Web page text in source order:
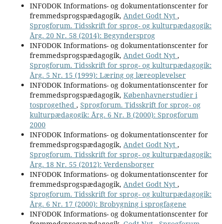
INFODOK Informations- og dokumentationscenter for
fremmedsprogspædagogik, Andet Godt Nyt ,
Sprogforum. Tidsskrift for sprog- og kulturpædagogik:
Årg. 20 Nr. 58 (2014): Begyndersprog
INFODOK Informations- og dokumentationscenter for
fremmedsprogspædagogik, Andet Godt Nyt ,
Sprogforum. Tidsskrift for sprog- og kulturpædagogik:
Årg. 5 Nr. 15 (1999): Læring og læreoplevelser
INFODOK Informations- og dokumentationscenter for
fremmedsprogspædagogik, Københavnerstudier i
tosprogethed , Sprogforum. Tidsskrift for sprog- og
kulturpædagogik: Årg. 6 Nr. B (2000): Sprogforum
2000
INFODOK Informations- og dokumentationscenter for
fremmedsprogspædagogik, Andet Godt Nyt ,
Sprogforum. Tidsskrift for sprog- og kulturpædagogik:
Årg. 18 Nr. 55 (2012): Verdensborger
INFODOK Informations- og dokumentationscenter for
fremmedsprogspædagogik, Andet Godt Nyt ,
Sprogforum. Tidsskrift for sprog- og kulturpædagogik:
Årg. 6 Nr. 17 (2000): Brobygning i sprogfagene
INFODOK Informations- og dokumentationscenter for